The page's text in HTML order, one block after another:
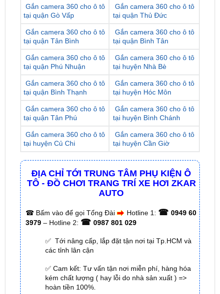
Gắn camera 360 cho ô tô
tại quận Tân Bình
Gắn camera 360 cho ô tô
tại quận Bình Tân
Gắn camera 360 cho ô tô
tại quận Phú Nhuận
Gắn camera 360 cho ô tô
tại huyện Nhà Bè
Gắn camera 360 cho ô tô
tại quận Bình Thạnh
Gắn camera 360 cho ô tô
tại huyện Hóc Môn
Gắn camera 360 cho ô tô
tại quận Tân Phú
Gắn camera 360 cho ô tô
tại huyện Bình Chánh
Gắn camera 360 cho ô tô
tại huyện Củ Chi
Gắn camera 360 cho ô tô
tại huyện Cần Giờ
ĐỊA CHỈ TỚI TRUNG TÂM PHỤ KIỆN Ô
TÔ - ĐỒ CHƠI TRANG TRÍ XE HƠI ZKAR
☎Bấm vào để gọi Tổng Đài Hotline 1:☎ 0949 60
0987 801 029
✅ Tới nâng cấp, lắp đặt tận nơi tại Tp.HCM và
các tỉnh lân cận
✅ Cam kết: Tư vấn tận nơi miễn phí, hàng hóa
kém chất lượng ( hay lỗi do nhà sản xuất ) =>
✅ Thời gian làm việc kỹ thuật gắn tại nhà từ:8h
– 18h (Cả T7 Và Chủ Nhật)